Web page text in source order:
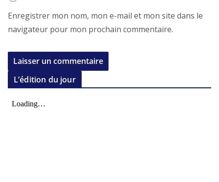
Enregistrer mon nom, mon e-mail et mon site dans le
navigateur pour mon prochain commentaire.
L’édition du jour